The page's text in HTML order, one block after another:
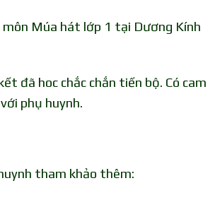
môn Múa hát lớp 1 tại Dương Kính
đã hoc chắc chắn tiến bộ. Có cam
phụ huynh.
tham khảo thêm: